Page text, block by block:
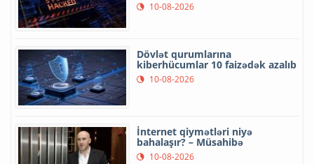
10-08-2026
Dövlət qurumlarına
kiberhücumlar 10 faizədək azalıb
10-08-2026
İnternet qiymətləri niyə
bahalaşır? – Müsahibə
10-08-2026